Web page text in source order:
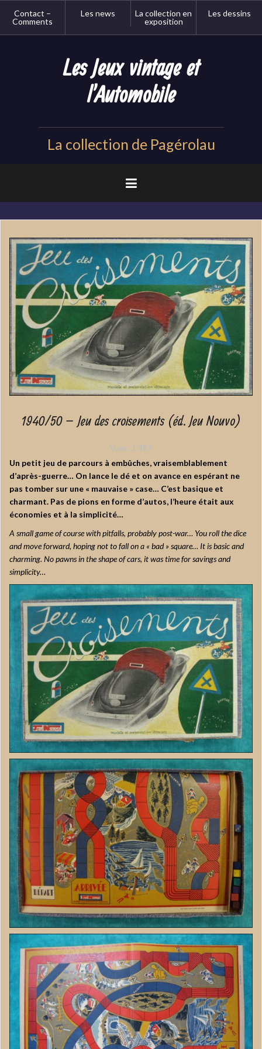
Contact –
Comments
Les news
La collection en
exposition
Les dessins
Les Jeux vintage et
l'Automobile
La collection de Pagérolau
1940/50 – Jeu des croisements (éd. Jeu Nouvo)
Vues : 1 393
Un petit jeu de parcours à embûches, vraisemblablement
d’après-guerre… On lance le dé et on avance en espérant ne
pas tomber sur une « mauvaise » case… C’est basique et
charmant. Pas de pions en forme d’autos, l’heure était aux
économies et à la simplicité…
A small game of course with pitfalls, probably post-war… You roll the dice
and move forward, hoping not to fall on a « bad » square… It is basic and
charming. No pawns in the shape of cars, it was time for savings and
simplicity…